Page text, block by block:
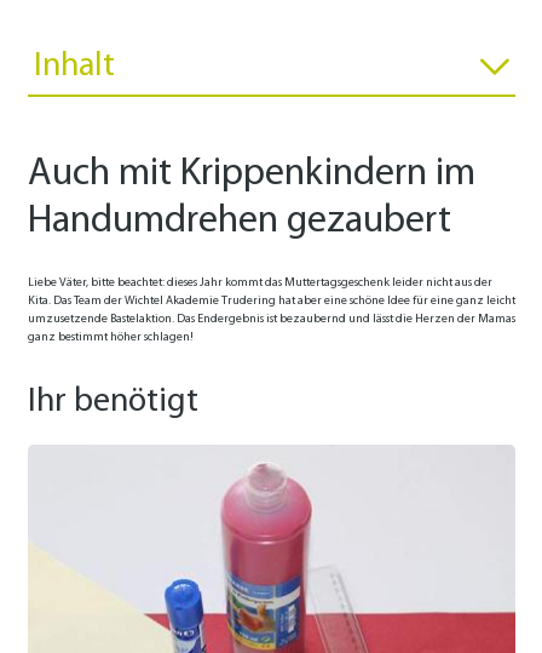
Inhalt
Auch mit Krippenkindern im
Handumdrehen gezaubert
Liebe Väter, bitte beachtet: dieses Jahr kommt das Muttertagsgeschenk leider nicht aus der
Kita. Das Team der Wichtel Akademie Trudering hat aber eine schöne Idee für eine ganz leicht
umzusetzende Bastelaktion. Das Endergebnis ist bezaubernd und lässt die Herzen der Mamas
ganz bestimmt höher schlagen!
Ihr benötigt